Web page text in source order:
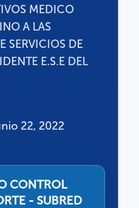
MEDICO
A LAS
SERVICIOS DE
E.S.E DEL
22, 2022
CONTROL
- SUBRED